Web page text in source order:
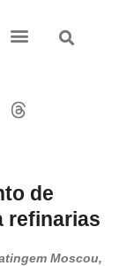
de
refinarias
Moscou,